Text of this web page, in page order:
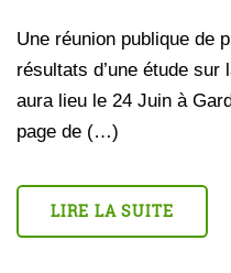
Une réunion publique de
résultats d’une étude sur
aura lieu le 24 Juin à
page de (…)
LIRE LA SUITE